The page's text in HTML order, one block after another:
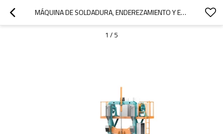
MÁQUINA DE SOLDADURA, ENDEREZAMIENTO Y ENSAMBLAJE DE VIGAS EN I 3 EN 1
1 / 5